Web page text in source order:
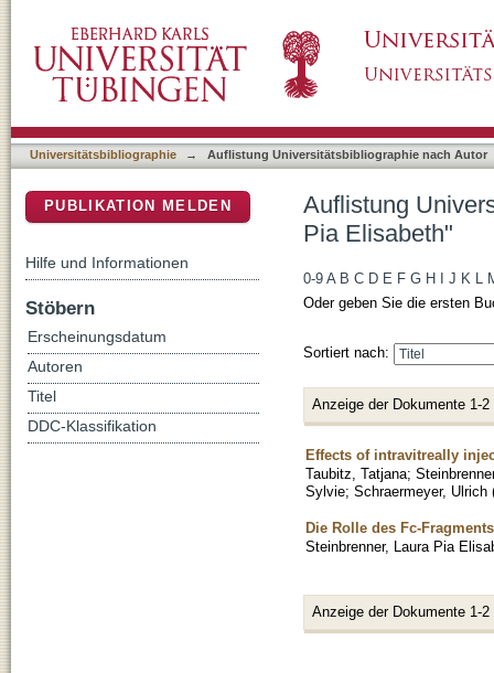
Universitätsbibliographie → Auflistung Universitätsbibliographie nach Autor
Auflistung
Pia Elisabeth"
0-9 A B C D E F G H J K L
Oder geben Sie die ersten
Sortiert nach:
Anzeige der Dokumente 1-2
Effects of intravitreally
Taubitz, Tatjana;
Sylvie; Schraermeyer, Ulrich
Die Rolle des Fc-
Steinbrenner, Laura Pia
Anzeige der Dokumente 1-2
PUBLIKATION MELDEN
Hilfe und Informationen
Stöbern
Erscheinungsdatum
Autoren
Titel
DDC-Klassifikation